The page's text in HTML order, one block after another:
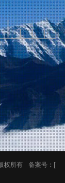
权所有 备案号：[